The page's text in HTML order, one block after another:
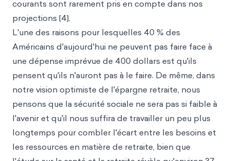
courants sont rarement pris en compte dans nos
projections [4].
L'une des raisons pour lesquelles 40 % des
Américains d'aujourd'hui ne peuvent pas faire face à
une dépense imprévue de 400 dollars est qu'ils
pensent qu'ils n'auront pas à le faire. De même, dans
notre vision optimiste de l'épargne retraite, nous
pensons que la sécurité sociale ne sera pas si faible à
l'avenir et qu'il nous suffira de travailler un peu plus
longtemps pour combler l'écart entre les besoins et
les ressources en matière de retraite, bien que